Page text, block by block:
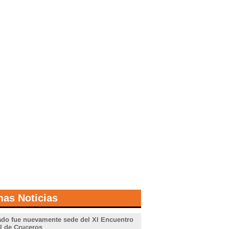
Noticias
fue nuevamente sede del XI Encuentro
de Cruceros